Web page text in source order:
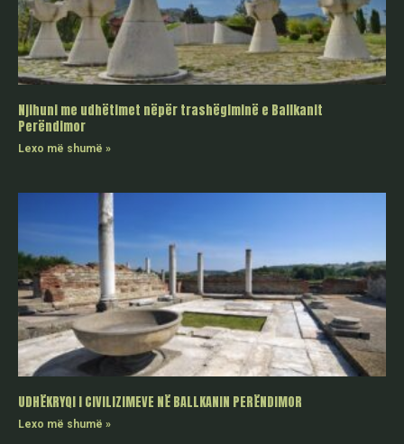
Njihuni me udhëtimet nëpër trashëgiminë e Ballkanit
Perëndimor
Lexo më shumë »
UDHËKRYQI I CIVILIZIMEVE NË BALLKANIN PERËNDIMOR
Lexo më shumë »